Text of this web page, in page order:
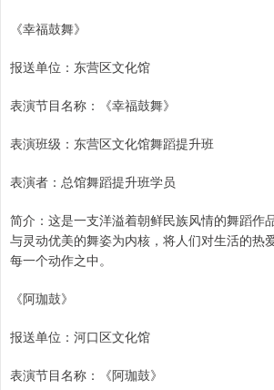
《幸福鼓舞》
报送单位：东营区文化馆
表演节目名称：《幸福鼓舞》
表演班级：东营区文化馆舞蹈提升班
表演者：总馆舞蹈提升班学员
简介：这是一支洋溢着朝鲜民族风情的舞蹈作
与灵动优美的舞姿为内核，将人们对生活的热
每一个动作之中。
《阿珈鼓》
报送单位：河口区文化馆
表演节目名称：《阿珈鼓》